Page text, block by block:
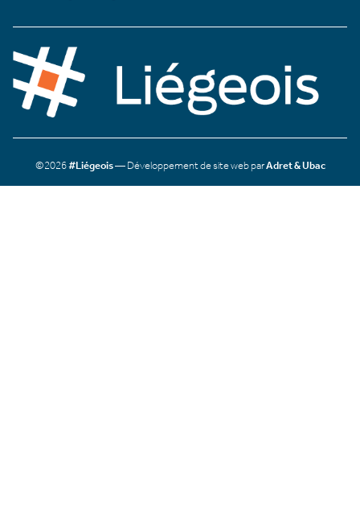
©2026#Liégeois— Développement de site web parAdret & Ubac